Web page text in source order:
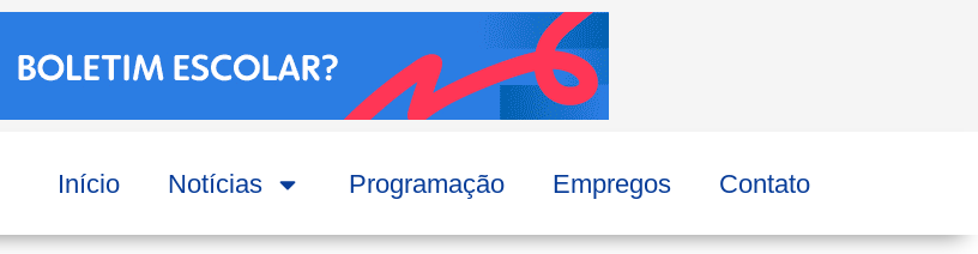
Início Notícias Programação Empregos Contato